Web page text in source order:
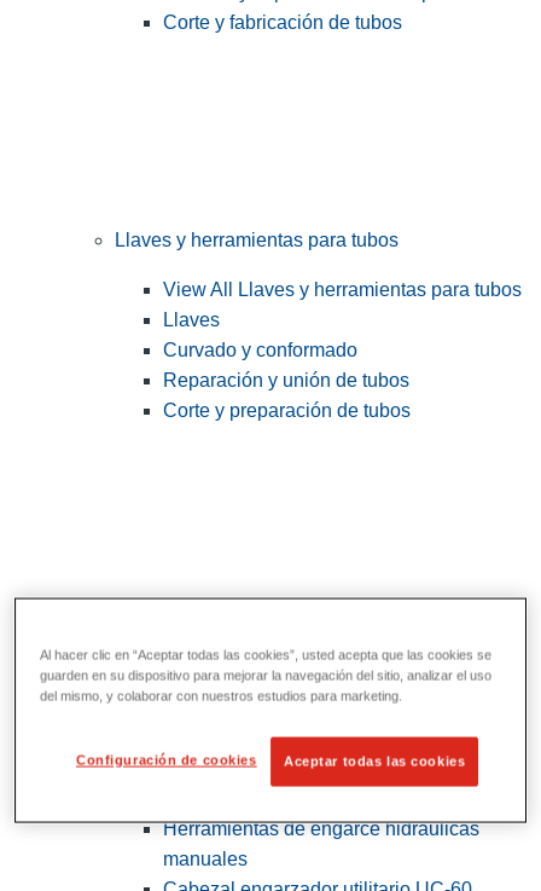
Corte y fabricación de tubos
Llaves y herramientas para tubos
View All Llaves y herramientas para tubos
Llaves
Curvado y conformado
Reparación y unión de tubos
Corte y preparación de tubos
Herramientas de servicios públicos y de
View All Herramientas de servicios
Herramientas de engarce hidráulicas
manuales
Al hacer clic en “Aceptar todas las cookies”, usted acepta que las cookies se
guarden en su dispositivo para mejorar la navegación del sitio, analizar el uso
del mismo, y colaborar con nuestros estudios para marketing.
Configuración de cookies Aceptar todas las cookies